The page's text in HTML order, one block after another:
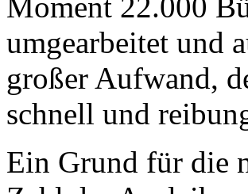
umgearbeitet und
großer Aufwand,
schnell und
Ein Grund für die